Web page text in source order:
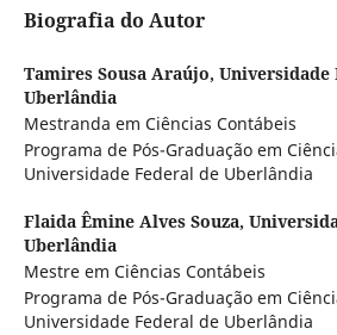
Biografia do Autor
Tamires Sousa Araújo, Universidade
Uberlândia
Mestranda em Ciências Contábeis
Programa de Pós-Graduação em
Universidade Federal de Uberlândia
Flaida Êmine Alves Souza,
Uberlândia
Mestre em Ciências Contábeis
Programa de Pós-Graduação em
Universidade Federal de Uberlândia